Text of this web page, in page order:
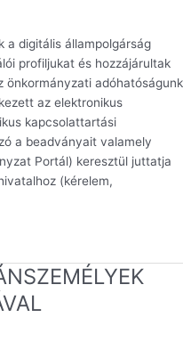
a digitális állampolgárság
profiljukat és hozzájárultak
önkormányzati adóhatóságunk
az elektronikus
kapcsolattartási
a beadványait valamely
Portál) keresztül juttatja
(kérelem,